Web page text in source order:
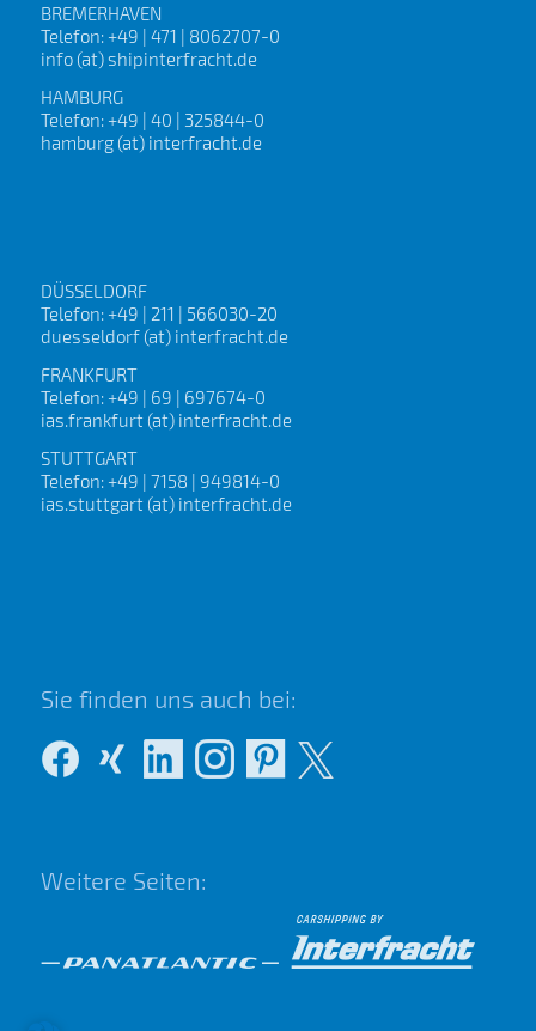
BREMERHAVEN
Telefon: +49 | 471 | 8062707-0
info (at) shipinterfracht.de
HAMBURG
Telefon: +49 | 40 | 325844-0
hamburg (at) interfracht.de
DÜSSELDORF
Telefon: +49 | 211 | 566030-20
duesseldorf (at) interfracht.de
FRANKFURT
Telefon: +49 | 69 | 697674-0
ias.frankfurt (at) interfracht.de
STUTTGART
Telefon: +49 | 7158 | 949814-0
ias.stuttgart (at) interfracht.de
Sie finden uns auch bei:
Weitere Seiten: